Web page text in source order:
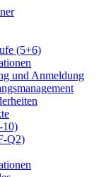
(5+6)
und Anmeldung
10)
Q2)